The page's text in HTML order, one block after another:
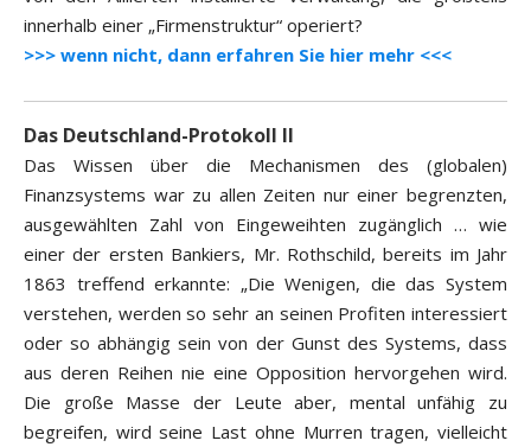
innerhalb einer „Firmenstruktur“ operiert?
>>> wenn nicht, dann erfahren Sie hier mehr <<<
Das Deutschland-Protokoll II
Das Wissen über die Mechanismen des (globalen)
Finanzsystems war zu allen Zeiten nur einer begrenzten,
ausgewählten Zahl von Eingeweihten zugänglich … wie
einer der ersten Bankiers, Mr. Rothschild, bereits im Jahr
1863 treffend erkannte: „Die Wenigen, die das System
verstehen, werden so sehr an seinen Profiten interessiert
oder so abhängig sein von der Gunst des Systems, dass
aus deren Reihen nie eine Opposition hervorgehen wird.
Die große Masse der Leute aber, mental unfähig zu
begreifen, wird seine Last ohne Murren tragen, vielleicht